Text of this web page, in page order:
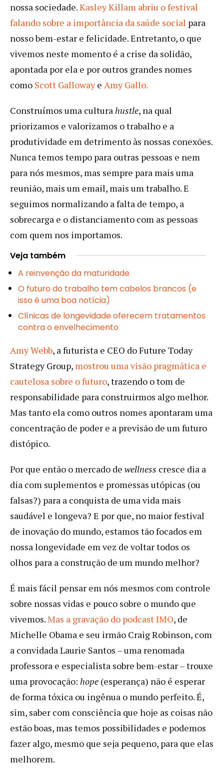
nossa sociedade.Kasley Killam abriu o festival
falando sobre a importância da saúde social para
nosso bem-estar e felicidade. Entretanto, o que
vivemos neste momento é a crise da solidão,
apontada por ela e por outros grandes nomes
como Scott Gallowaye Amy Gallo.
Construímos uma culturahustle, na qual
priorizamos e valorizamos o trabalho e a
produtividade em detrimento às nossas conexões.
Nunca temos tempo para outras pessoas e nem
para nós mesmos, mas sempre para mais uma
reunião, mais um email, mais um trabalho. E
seguimos normalizando a falta de tempo, a
sobrecarga e o distanciamento com as pessoas
com quem nos importamos.
Veja também
A reinvenção da maturidade
O futuro do trabalho tem cabelos brancos (e
isso é uma boa notícia)
Clínicas de longevidade oferecem tratamentos
contra o envelhecimento
Amy Webb, a futurista e CEO do Future Today
Strategy Group, mostrou uma visão pragmática e
cautelosa sobre o futuro, trazendo o tom de
responsabilidade para construirmos algo melhor.
Mas tanto ela como outros nomes apontaram uma
concentração de poder e a previsão de um futuro
distópico.
Por que então o mercado de wellness cresce dia a
dia com suplementos e promessas utópicas (ou
falsas?) para a conquista de uma vida mais
saudável e longeva? E por que, no maior festival
de inovação do mundo, estamos tão focados em
nossa longevidade em vez de voltar todos os
olhos para a construção de um mundo melhor?
É mais fácil pensar em nós mesmos com controle
sobre nossas vidas e pouco sobre o mundo que
vivemos.Mas a gravação do podcast IMO, de
Michelle Obama e seu irmão Craig Robinson, com
a convidada Laurie Santos – uma renomada
professora e especialista sobre bem-estar – trouxe
uma provocação: hope (esperança) não é esperar
de forma tóxica ou ingênua o mundo perfeito. É,
sim, saber com consciência que hoje as coisas não
estão boas, mas temos possibilidades e podemos
fazer algo, mesmo que seja pequeno, para que elas
melhorem.